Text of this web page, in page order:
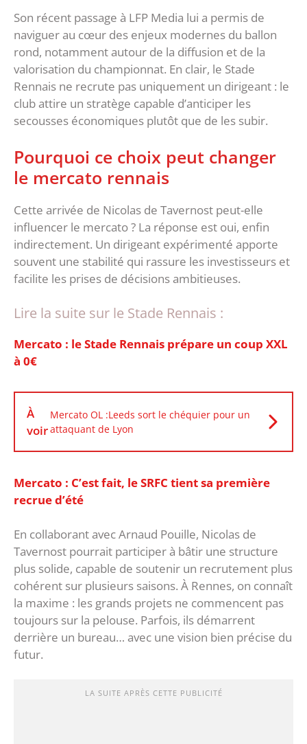
‎Son récent passage à LFP Media lui a permis de
naviguer au cœur des enjeux modernes du ballon
rond, notamment autour de la diffusion et de la
valorisation du championnat. En clair, le Stade
Rennais ne recrute pas uniquement un dirigeant : le
club attire un stratège capable d’anticiper les
secousses économiques plutôt que de les subir.
‎Pourquoi ce choix peut changer
le mercato rennais
Cette arrivée de Nicolas de Tavernost peut-elle
influencer le mercato ? La réponse est oui, enfin
indirectement. Un dirigeant expérimenté apporte
souvent une stabilité qui rassure les investisseurs et
facilite les prises de décisions ambitieuses.
Lire la suite sur le Stade Rennais :
Mercato : le Stade Rennais prépare un coup XXL
à 0€
À
voir
Mercato OL :Leeds sort le chéquier pour un
attaquant de Lyon
Mercato : C’est fait, le SRFC tient sa première
recrue d’été
‎En collaborant avec Arnaud Pouille, Nicolas de
Tavernost pourrait participer à bâtir une structure
plus solide, capable de soutenir un recrutement plus
cohérent sur plusieurs saisons. À Rennes, on connaît
la maxime : les grands projets ne commencent pas
toujours sur la pelouse. Parfois, ils démarrent
derrière un bureau… avec une vision bien précise du
futur.
LA SUITE APRÈS CETTE PUBLICITÉ